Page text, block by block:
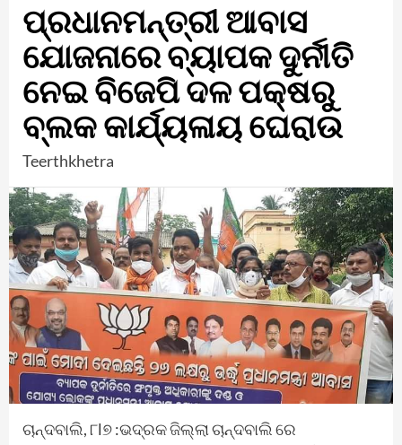
ପ୍ରଧାନମନ୍ତ୍ରୀ ଆବାସ
ଯୋଜନାରେ ବ୍ୟାପକ ଦୁର୍ନୀତି
ନେଇ ବିଜେପି ଦଳ ପକ୍ଷରୁ
ବ୍ଲକ କାର୍ଯ୍ୟଳାୟ ଘେରାଉ
Teerthkhetra
ଚାନ୍ଦବାଲି, ୮l୭ :ଭଦ୍ରକ ଜିଲ୍ଲା ଚାନ୍ଦବାଲି ରେ